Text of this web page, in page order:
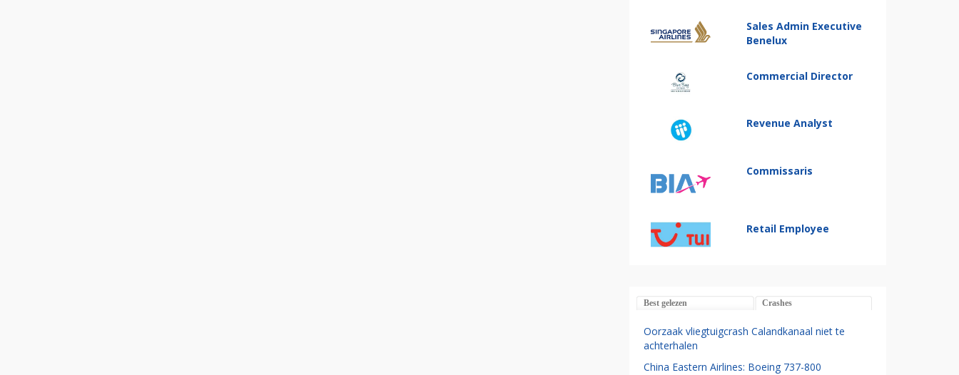
Sales Admin Executive
Benelux
Commercial Director
Revenue Analyst
Commissaris
Retail Employee
Best gelezen Crashes
Oorzaak vliegtuigcrash Calandkanaal niet te
achterhalen
China Eastern Airlines: Boeing 737-800